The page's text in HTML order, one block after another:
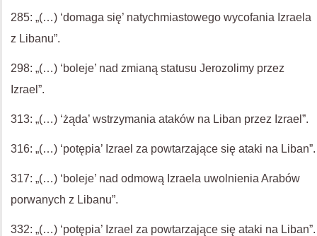
285: „(…) ‘domaga się’ natychmiastowego wycofania Izraela
z Libanu”.
298: „(…) ‘boleje’ nad zmianą statusu Jerozolimy przez
Izrael”.
313: „(…) ‘żąda’ wstrzymania ataków na Liban przez Izrael”.
316: „(…) ‘potępia’ Izrael za powtarzające się ataki na Liban”.
317: „(…) ‘boleje’ nad odmową Izraela uwolnienia Arabów
porwanych z Libanu”.
332: „(…) ‘potępia’ Izrael za powtarzające się ataki na Liban”.